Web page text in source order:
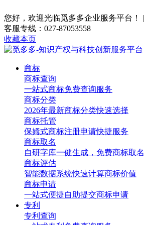
您好，欢迎光临觅多多企业服务平台！ |
客服专线：027-87053558
收藏本页
商标
商标查询
一站式商标免费查询服务
商标分类
2026年最新商标分类快速选择
商标托管
保姆式商标注册申请快捷服务
商标取名
自研字库一健生成，免费商标取名
商标评估
智能数据系统快速计算商标价值
商标申请
一站式便捷自助提交商标申请
专利
专利查询